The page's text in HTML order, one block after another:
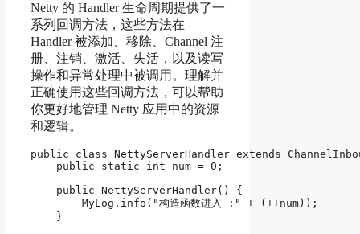
Netty 的 Handler 生命周期提供了一
系列回调方法，这些方法在
Handler 被添加、移除、Channel 注
册、注销、激活、失活，以及读写
操作和异常处理中被调用。理解并
正确使用这些回调方法，可以帮助
你更好地管理 Netty 应用中的资源
和逻辑。
public class NettyServerHandler extends
    public static int num = 0;
    public NettyServerHandler() {
        MyLog.info("构造函数进入 :" + (++num));
    }